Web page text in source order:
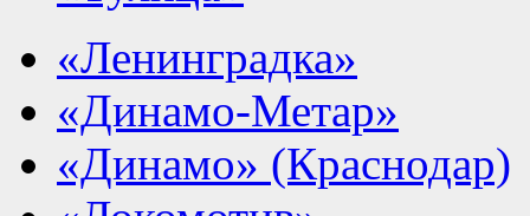
«Ленинградка»
«Динамо-Метар»
«Динамо» (Краснодар)